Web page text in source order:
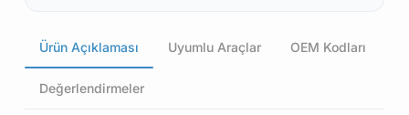
Ürün Açıklaması Uyumlu Araçlar OEM Kodları
Değerlendirmeler